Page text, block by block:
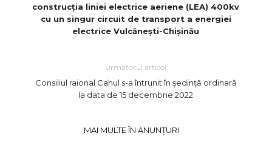
construcția liniei electrice aeriene (LEA) 400kv
cu un singur circuit de transport a energiei
electriceVulcănești-Chișinău
Următorul articol
Consiliul raional Cahul s-a întrunit în ședință ordinară
la data de 15 decembrie 2022
MAI MULTE ÎN ANUNȚURI